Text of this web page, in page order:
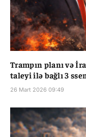
Trampın planı və
taleyi ilə bağlı 3
26 Mart 2026 09:49